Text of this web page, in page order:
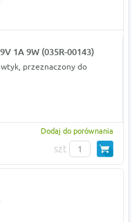
1A 9W (035R-00143)
przeznaczony do
Dodaj do porównania
szt